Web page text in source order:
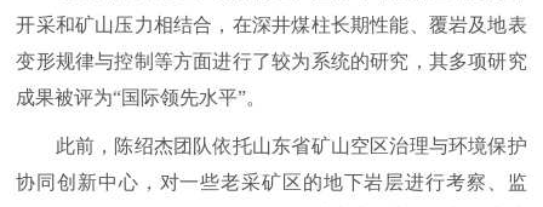
开采和矿山压力相结合，在深井煤柱长期性能、覆岩及地表
变形规律与控制等方面进行了较为系统的研究，其多项研究
成果被评为“国际领先水平”。
此前，陈绍杰团队依托山东省矿山空区治理与环境保护
协同创新中心，对一些老采矿区的地下岩层进行考察、监